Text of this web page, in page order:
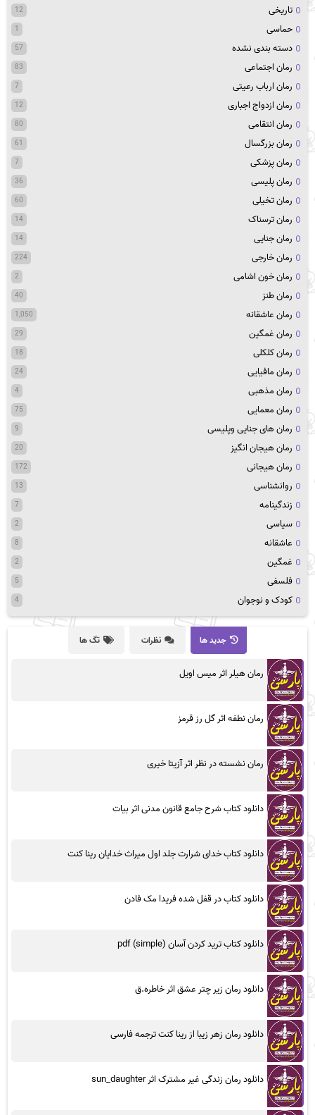
تاریخی 12
حماسی 1
دسته بندی نشده 57
رمان اجتماعی 83
رمان ارباب رعیتی 7
رمان ازدواج اجباری 12
رمان انتقامی 80
رمان بزرگسال 61
رمان پزشکی 7
رمان پلیسی 36
رمان تخیلی 60
رمان ترسناک 14
رمان جنایی 14
رمان خارجی 224
رمان خون اشامی 2
رمان طنز 40
رمان عاشقانه 1,050
رمان غمگین 29
رمان کلکلی 18
رمان مافیایی 24
رمان مذهبی 4
رمان معمایی 75
رمان های جنایی وپلیسی 9
رمان هیجان انگیز 20
رمان هیجانی 172
روانشناسی 13
زندگینامه 7
سیاسی 2
عاشقانه 8
غمگین 2
فلسفی 5
کودک و نوجوان 4
جدید ها نظرات تگ ها
رمان هیلر اثر میس اویل
رمان نطفه اثر گل رز قرمز
رمان نشسته در نظر اثر آزیتا خیری
دانلود کتاب شرح جامع قانون مدنی اثر بیات
دانلود کتاب خدای شرارت جلد اول میراث خدایان رینا کنت
دانلود کتاب در قفل شده فریدا مک فادن
دانلود کتاب ترید کردن آسان (simple) pdf
دانلود رمان زیر چتر عشق اثر خاطره.ق
دانلود رمان زهر زیبا از رینا کنت ترجمه فارسی
دانلود رمان زندگی غیر مشترک اثر sun_daughter